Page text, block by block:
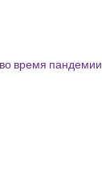
время пандемии